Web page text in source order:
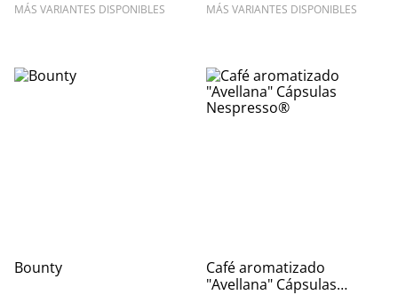
MÁS VARIANTES DISPONIBLES MÁS VARIANTES DISPONIBLES
Bounty
Café aromatizado
"Avellana" Cápsulas